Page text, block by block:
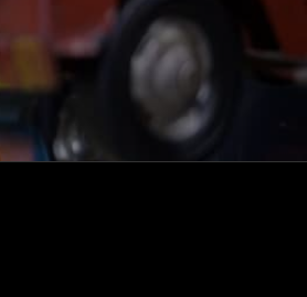
Υποστηρίζουμε μέχρι και 4
άτοκες δόσεις